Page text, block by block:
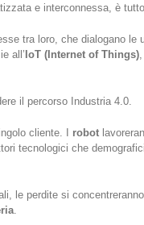
e interconnessa, è
tra loro, che dialogano
all’IoT (Internet of Things)
il percorso Industria 4.0.
cliente. I robot
tecnologici che
le perdite si